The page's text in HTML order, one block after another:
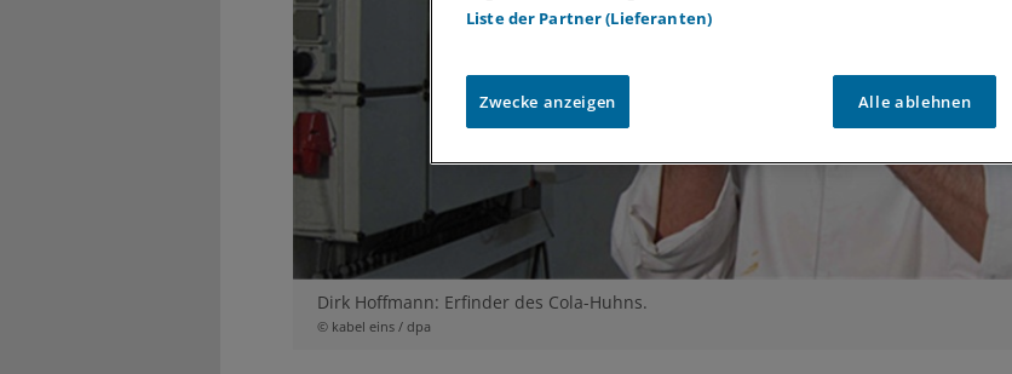
Dirk Hoffmann: Erfinder des Cola-Huhns.
© kabel eins / dpa
Liste der Partner (Lieferanten)
Zwecke anzeigen Alle ablehnen